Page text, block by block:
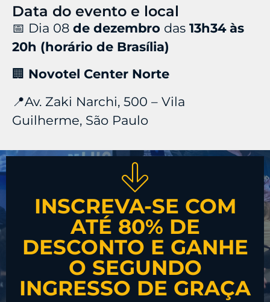
Data do evento e local
📅 Dia 08 de dezembro das 13h34 às
20h (horário de Brasília)
🏢 Novotel Center Norte
📍Av. Zaki Narchi, 500 – Vila
Guilherme, São Paulo
INSCREVA-SE COM
ATÉ 80% DE
DESCONTO E GANHE
O SEGUNDO
INGRESSO DE GRAÇA